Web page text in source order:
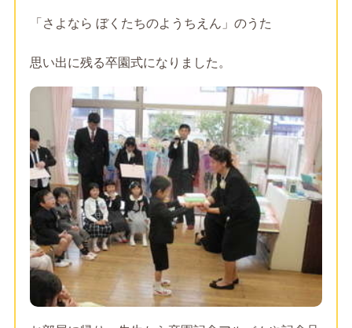
「さよなら ぼくたちのようちえん」のうた
思い出に残る卒園式になりました。